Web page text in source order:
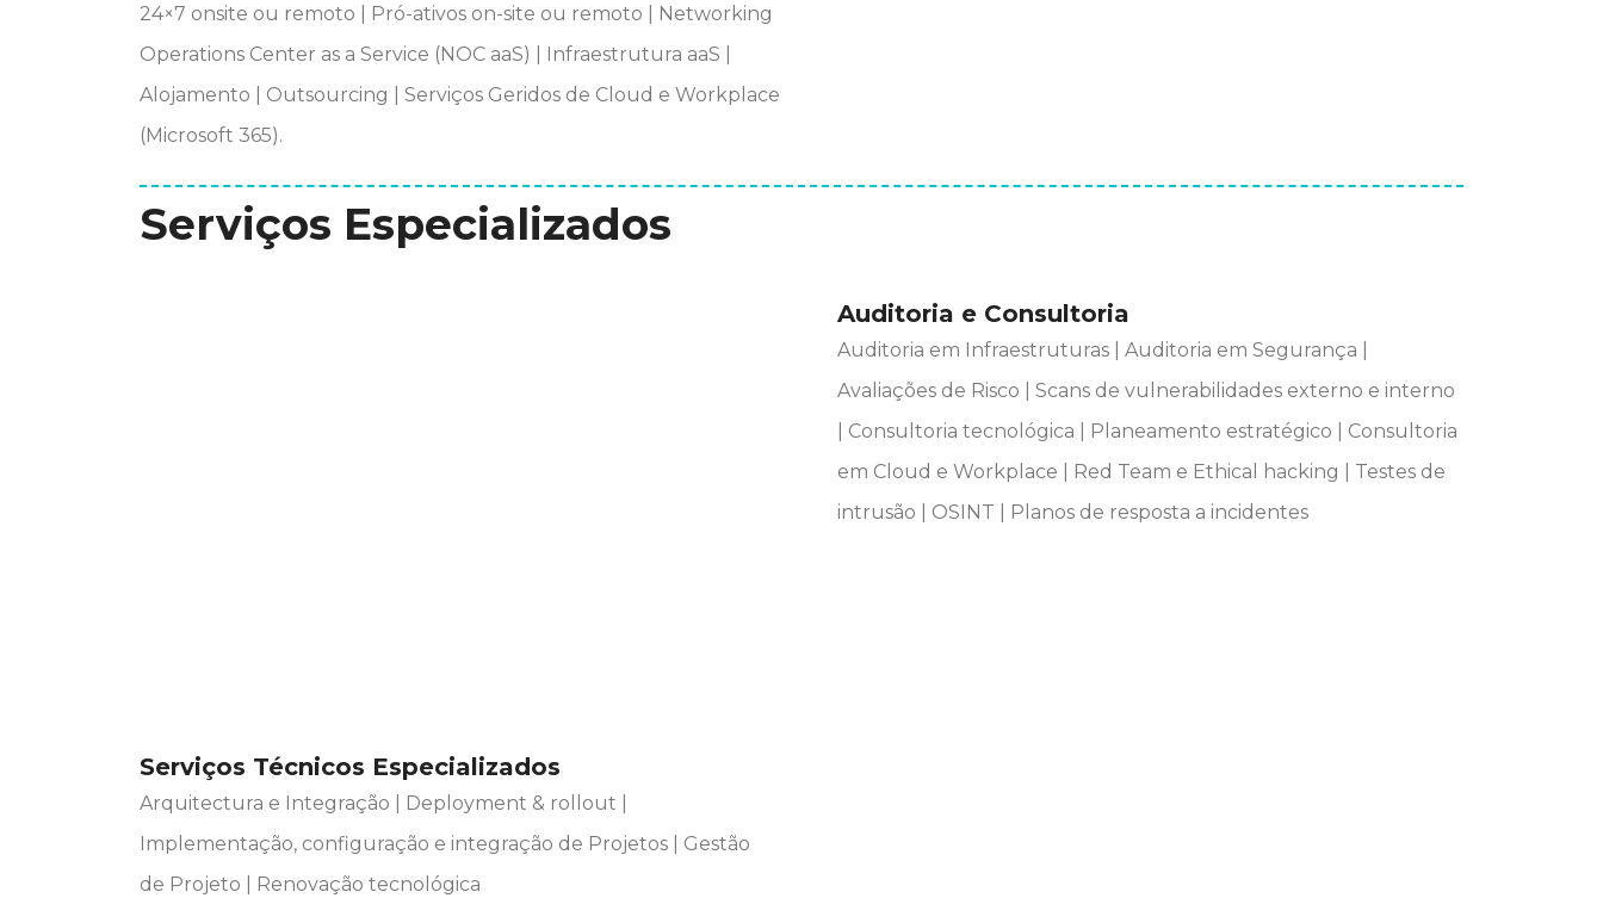
24×7 onsite ou remoto | Pró-ativos on-site ou remoto | Networking
Operations Center as a Service (NOC aaS) | Infraestrutura aaS |
Alojamento | Outsourcing | Serviços Geridos de Cloud e Workplace
(Microsoft 365).
Serviços Especializados
Auditoria e Consultoria
Auditoria em Infraestruturas | Auditoria em Segurança |
Avaliações de Risco | Scans de vulnerabilidades externo e interno
| Consultoria tecnológica | Planeamento estratégico | Consultoria
em Cloud e Workplace | Red Team e Ethical hacking | Testes de
intrusão | OSINT | Planos de resposta a incidentes
Serviços Técnicos Especializados
Arquitectura e Integração | Deployment & rollout |
Implementação, configuração e integração de Projetos | Gestão
de Projeto | Renovação tecnológica